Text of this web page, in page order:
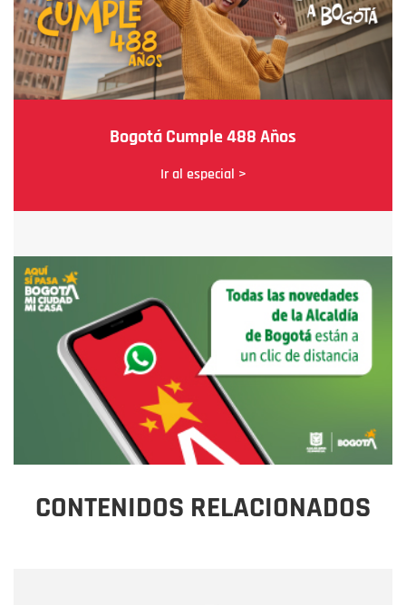
Bogotá Cumple 488 Años
Ir al especial >
CONTENIDOS RELACIONADOS